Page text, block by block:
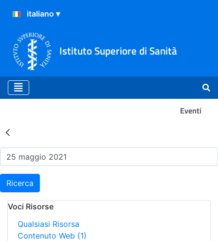
Istituto Superiore di Sanità
Eventi
Risultati della Ricerca -
Ricerca
Voci Risorse
Qualsiasi Risorsa
Contenuto Web (1)